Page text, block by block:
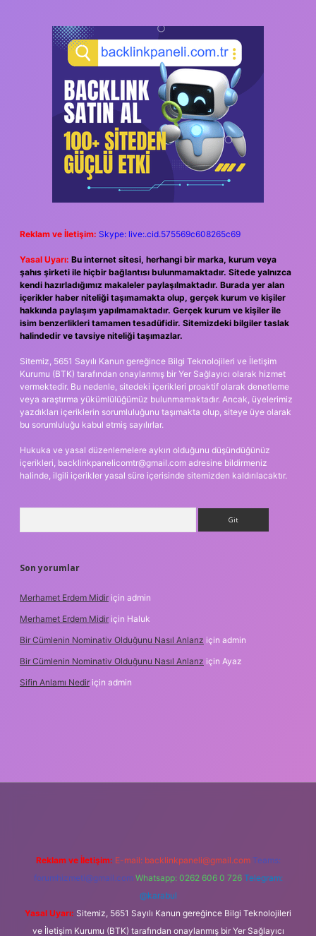
Reklam ve İletişim: Skype: live:.cid.575569c608265c69
Yasal Uyarı: Bu internet sitesi, herhangi bir marka, kurum veya
şahıs şirketi ile hiçbir bağlantısı bulunmamaktadır. Sitede yalnızca
kendi hazırladığımız makaleler paylaşılmaktadır. Burada yer alan
içerikler haber niteliği taşımamakta olup, gerçek kurum ve kişiler
hakkında paylaşım yapılmamaktadır. Gerçek kurum ve kişiler ile
isim benzerlikleri tamamen tesadüfidir. Sitemizdeki bilgiler taslak
halindedir ve tavsiye niteliği taşımazlar.
Sitemiz, 5651 Sayılı Kanun gereğince Bilgi Teknolojileri ve İletişim
Kurumu (BTK) tarafından onaylanmış bir Yer Sağlayıcı olarak hizmet
vermektedir. Bu nedenle, sitedeki içerikleri proaktif olarak denetleme
veya araştırma yükümlülüğümüz bulunmamaktadır. Ancak, üyelerimiz
yazdıkları içeriklerin sorumluluğunu taşımakta olup, siteye üye olarak
bu sorumluluğu kabul etmiş sayılırlar.
Hukuka ve yasal düzenlemelere aykırı olduğunu düşündüğünüz
içerikleri, backlinkpanelicomtr@gmail.com adresine bildirmeniz
halinde, ilgili içerikler yasal süre içerisinde sitemizden kaldırılacaktır.
Son yorumlar
Merhamet Erdem Midir için admin
Merhamet Erdem Midir için Haluk
Bir Cümlenin Nominativ Olduğunu Nasıl Anlarız için admin
Bir Cümlenin Nominativ Olduğunu Nasıl Anlarız için Ayaz
Sifin Anlamı Nedir için admin
Reklam ve İletişim: E-mail: backlinkpaneli@gmail.com Teams:
forumhizmeti@gmail.com Whatsapp: 0262 606 0 726 Telegram:
@karabul
Yasal Uyarı: Sitemiz, 5651 Sayılı Kanun gereğince Bilgi Teknolojileri
ve İletişim Kurumu (BTK) tarafından onaylanmış bir Yer Sağlayıcı